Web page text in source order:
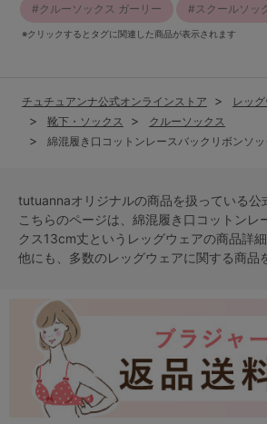
クルーソックス ガーリー スクールソッ
※クリックするとタグに関連した商品が表示されます
チュチュアンナ公式オンラインストア
レッ
靴下・ソックス
クルーソックス
綿混履き口コットンレースバックリボンソ
tutuannaオリジナルの商品を扱っている公
こちらのページは、綿混履き口コットンレ
クス13cm丈という レッグウェアの商品詳
他にも、多数のレッグウェアに関する商品